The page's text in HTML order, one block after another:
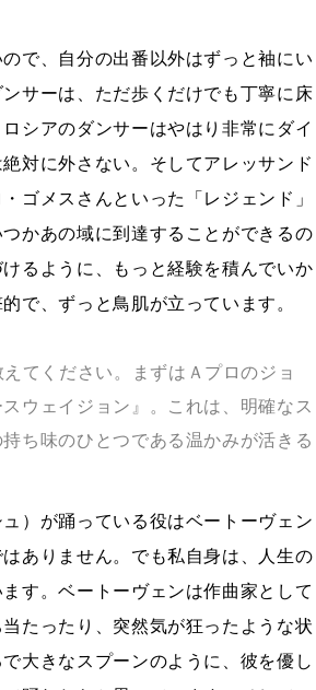
で、自分の出番以外はずっと袖にい
サーは、ただ歩くだけでも丁寧に床
シアのダンサーはやはり非常にダイ
対に外さない。そしてアレッサンド
ゴメスさんといった「レジェンド」
かあの域に到達することができるの
るように、もっと経験を積んでいか
で、ずっと鳥肌が立っています。
てください。まずはＡプロのジョ
ウェイジョン』。これは、明確なス
ち味のひとつである温かみが活きる
）が踊っている役はベートーヴェン
ありません。でも私自身は、人生の
す。ベートーヴェンは作曲家として
たったり、突然気が狂ったような状
大きなスプーンのように、彼を優し